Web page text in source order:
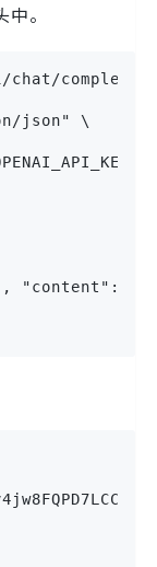
。
chat/
json" \
"content":